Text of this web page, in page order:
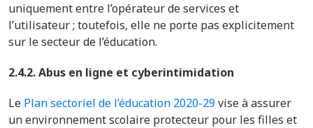
uniquement entre l’opérateur de services et
l’utilisateur ; toutefois, elle ne porte pas explicitement
sur le secteur de l’éducation.
2.4.2. Abus en ligne et cyberintimidation
Le Plan sectoriel de l’éducation 2020-29vise à assurer
un environnement scolaire protecteur pour les filles et